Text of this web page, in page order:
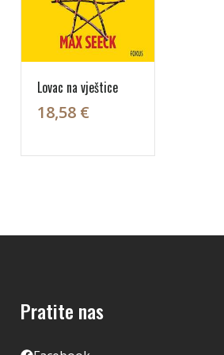
Lovac na vještice
18,58 €
Pratite nas